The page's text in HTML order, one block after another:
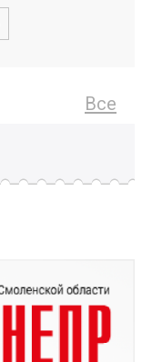
Все